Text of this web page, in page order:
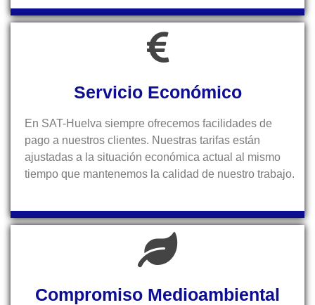
Servicio Económico
En SAT-Huelva siempre ofrecemos facilidades de
pago a nuestros clientes. Nuestras tarifas están
ajustadas a la situación económica actual al mismo
tiempo que mantenemos la calidad de nuestro trabajo.
Compromiso Medioambiental